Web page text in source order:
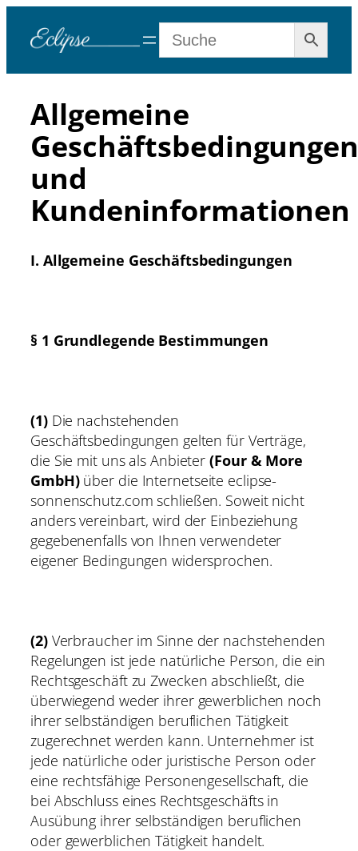
Inhalt
springen
Allgemeine
Geschäftsbedingungen
und
Kundeninformationen
I. Allgemeine Geschäftsbedingungen
§ 1 Grundlegende Bestimmungen
(1)Die nachstehenden
Geschäftsbedingungen gelten für Verträge,
die Sie mit uns als Anbieter(Four & More
GmbH)über die Internetseite eclipse-
sonnenschutz.com schließen. Soweit nicht
anders vereinbart, wird der Einbeziehung
gegebenenfalls von Ihnen verwendeter
eigener Bedingungen widersprochen.
(2)Verbraucher im Sinne der nachstehenden
Regelungen ist jede natürliche Person, die ein
Rechtsgeschäft zu Zwecken abschließt, die
überwiegend weder ihrer gewerblichen noch
ihrer selbständigen beruflichen Tätigkeit
zugerechnet werden kann. Unternehmer ist
jede natürliche oder juristische Person oder
eine rechtsfähige Personengesellschaft, die
bei Abschluss eines Rechtsgeschäfts in
Ausübung ihrer selbständigen beruflichen
oder gewerblichen Tätigkeit handelt.